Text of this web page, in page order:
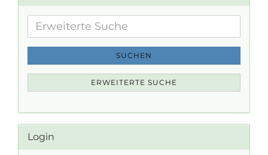
Erweiterte
Suche
SUCHEN
ERWEITERTE SUCHE
Login